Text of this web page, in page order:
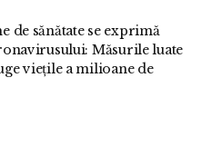
de sănătate se exprimă
Măsurile luate
viețile a milioane de